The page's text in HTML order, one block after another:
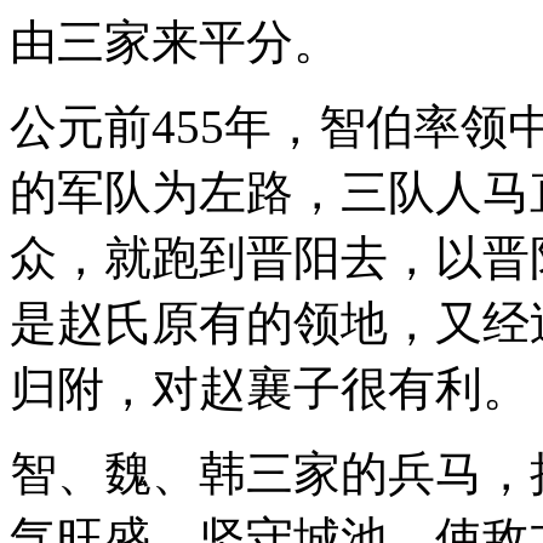
由三家来平分。
公元前455年，智伯率领
的军队为左路，三队人
众，就跑到晋阳去，以
是赵氏原有的领地，又
归附，对赵襄子很有利。
智、魏、韩三家的兵马